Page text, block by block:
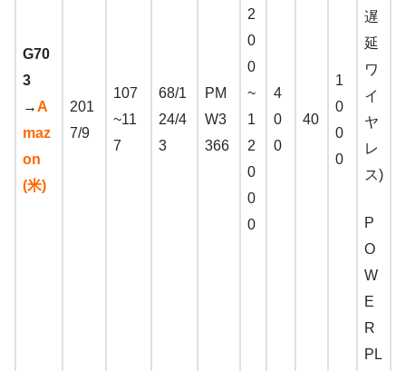
G70
3
→A
maz
on
(米)
201
7/9
107
~11
7
68/1
24/4
3
PM
W3
366
2
0
0
~
1
2
0
0
0
4
0
0
40
1
0
0
0
遅
延
ワ
イ
ヤ
レ
ス)
P
O
W
E
R
PL